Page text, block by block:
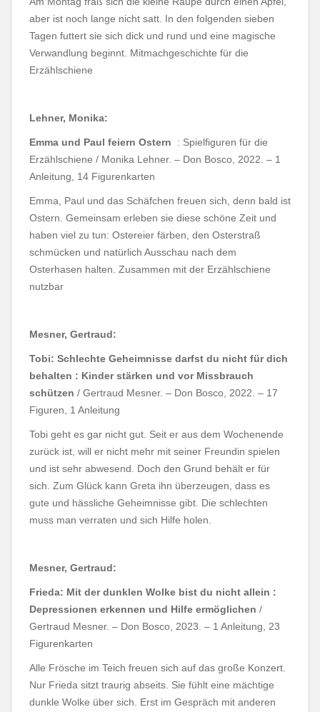
aber ist noch lange nicht satt. In den folgenden sieben
Tagen futtert sie sich dick und rund und eine magische
Verwandlung beginnt. Mitmachgeschichte für die
Erzählschiene
Lehner, Monika:
Emma und Paul feiern Ostern : Spielfiguren für die
Erzählschiene / Monika Lehner. – Don Bosco, 2022. – 1
Anleitung, 14 Figurenkarten
Emma, Paul und das Schäfchen freuen sich, denn bald ist
Ostern. Gemeinsam erleben sie diese schöne Zeit und
haben viel zu tun: Ostereier färben, den Osterstraß
schmücken und natürlich Ausschau nach dem
Osterhasen halten. Zusammen mit der Erzählschiene
nutzbar
Mesner, Gertraud:
Tobi: Schlechte Geheimnisse darfst du nicht für dich
behalten : Kinder stärken und vor Missbrauch
schützen / Gertraud Mesner. – Don Bosco, 2022. – 17
Figuren, 1 Anleitung
Tobi geht es gar nicht gut. Seit er aus dem Wochenende
zurück ist, will er nicht mehr mit seiner Freundin spielen
und ist sehr abwesend. Doch den Grund behält er für
sich. Zum Glück kann Greta ihn überzeugen, dass es
gute und hässliche Geheimnisse gibt. Die schlechten
muss man verraten und sich Hilfe holen.
Mesner, Gertraud:
Frieda: Mit der dunklen Wolke bist du nicht allein :
Depressionen erkennen und Hilfe ermöglichen /
Gertraud Mesner. – Don Bosco, 2023. – 1 Anleitung, 23
Figurenkarten
Alle Frösche im Teich freuen sich auf das große Konzert.
Nur Frieda sitzt traurig abseits. Sie fühlt eine mächtige
dunkle Wolke über sich. Erst im Gespräch mit anderen